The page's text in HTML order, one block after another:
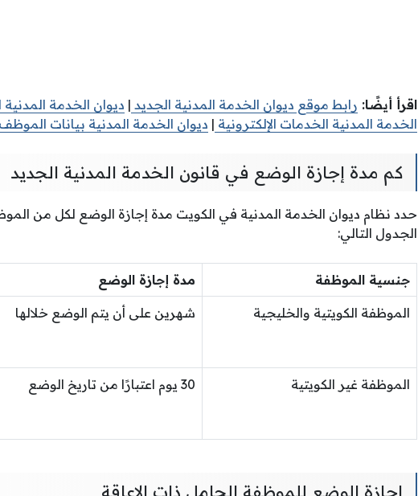
اقرأ أيضًا: رابط موقع ديوان الخدمة المدنية الجديد | ديوان الخدمة المدنية
الخدمة المدنية الخدمات الإلكترونية | ديوان الخدمة المدنية بيانات الموظف
كم مدة إجازة الوضع في قانون الخدمة المدنية الجديد
حدد نظام ديوان الخدمة المدنية في الكويت مدة إجازة الوضع لكل من
الجدول التالي:
جنسية الموظفة مدة إجازة الوضع
الموظفة الكويتية والخليجية شهرين على أن يتم الوضع خلالها
الموظفة غير الكويتية 30 يوم اعتبارًا من تاريخ الوضع
إجازة الوضع للموظفة الحامل ذات الإعاقة